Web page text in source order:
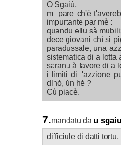
O Sgaiù,
mi pare ch'è
impurtante par mè :
quandu ellu sà
dece giovani chì si
paradussale, una
sistematica di a lotta
saranu à favore di a
i limiti di l'azzione
dinò, ùn hè ?
Cù piacè.
7.mandatu da u
difficiule di datti tortu,